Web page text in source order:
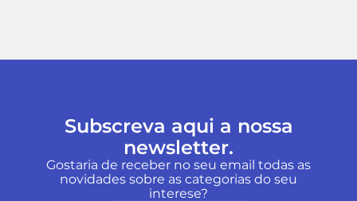
Subscreva aqui a nossa
newsletter.
Gostaria de receber no seu email todas as
novidades sobre as categorias do seu
interese?